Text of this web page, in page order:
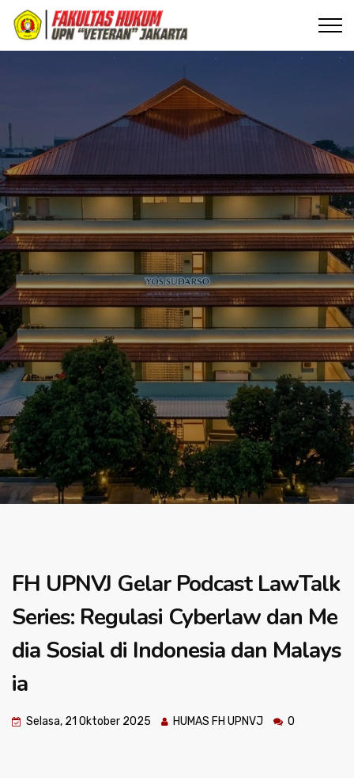
FH UPNVJ Gelar Podcast LawTalk
Series: Regulasi Cyberlaw dan Me
dia Sosial di Indonesia dan Malays
ia
Selasa, 21 Oktober 2025 HUMAS FH UPNVJ 0